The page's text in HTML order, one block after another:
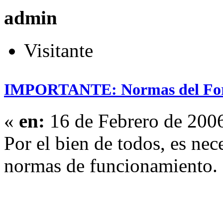
admin
Visitante
IMPORTANTE: Normas del
« en: 16 de Febrero de
Por el bien de todos, es
normas de funcionamiento.